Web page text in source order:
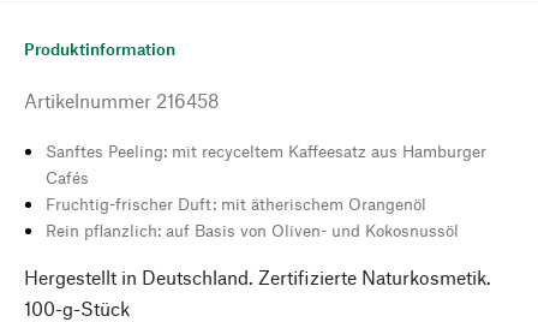
Produktinformation
Artikelnummer 216458
Sanftes Peeling: mit recyceltem Kaffeesatz aus Hamburger
Cafés
Fruchtig-frischer Duft: mit ätherischem Orangenöl
Rein pflanzlich: auf Basis von Oliven- und Kokosnussöl
Hergestellt in Deutschland. Zertifizierte Naturkosmetik.
100-g-Stück